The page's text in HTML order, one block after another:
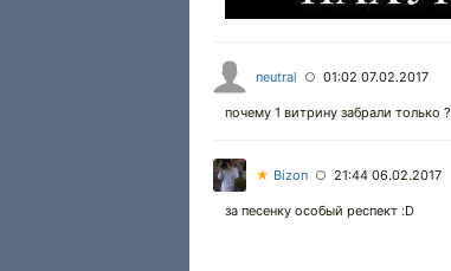
neutral ○ 01:02 07.02.2017
почему 1 витрину забрали только ?
★ Bizon ○ 21:44 06.02.2017
за песенку особый респект :D